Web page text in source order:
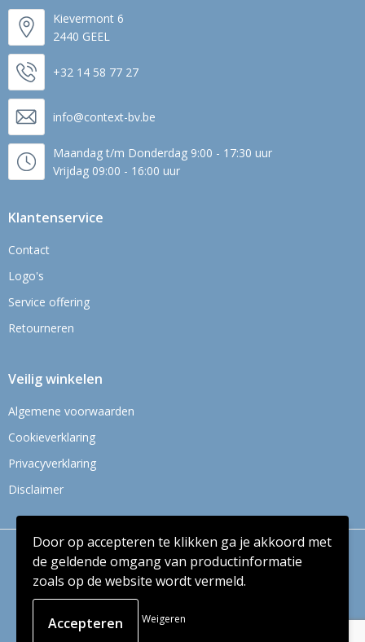
Kievermont 6
2440 GEEL
+32 14 58 77 27
info@context-bv.be
Maandag t/m Donderdag 9:00 - 17:30 uur
Vrijdag 09:00 - 16:00 uur
Klantenservice
Contact
Logo's
Service offering
Retourneren
Veilig winkelen
Algemene voorwaarden
Cookieverklaring
Privacyverklaring
Disclaimer
© Copyright Context BV 2024
Door op accepteren te klikken ga je akkoord met
de geldende omgang van productinformatie
zoals op de website wordt vermeld.
Weigeren